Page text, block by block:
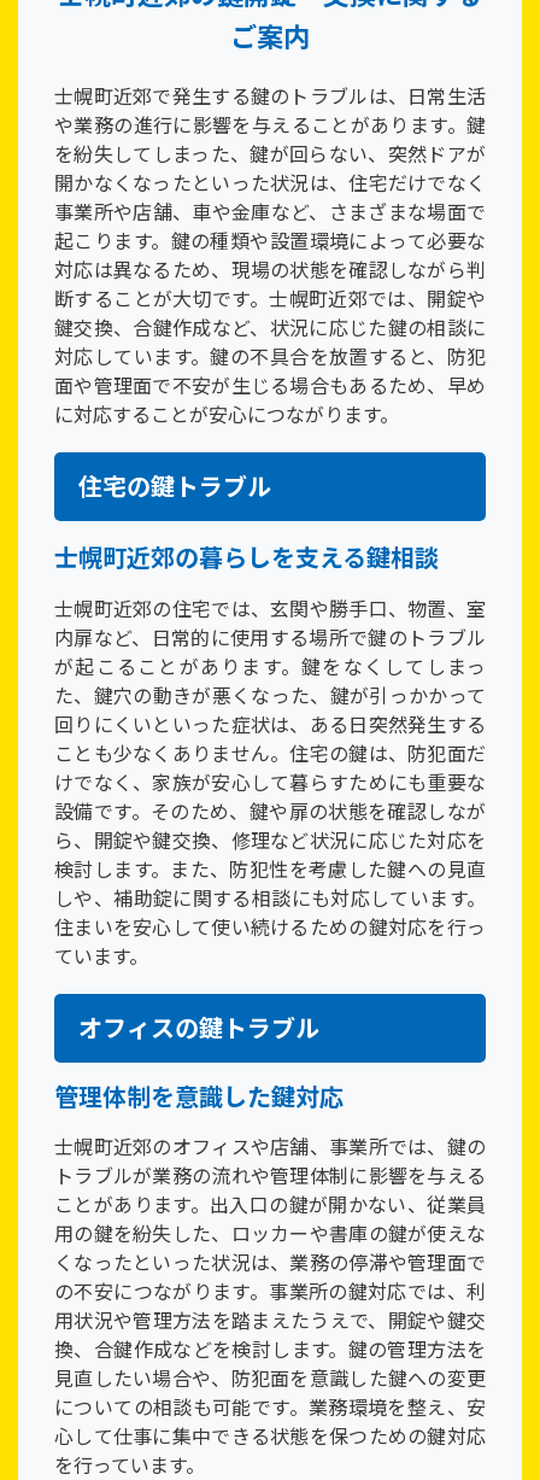
ご案内
士幌町近郊で発生する鍵のトラブルは、日常生活
や業務の進行に影響を与えることがあります。鍵
を紛失してしまった、鍵が回らない、突然ドアが
開かなくなったといった状況は、住宅だけでなく
事業所や店舗、車や金庫など、さまざまな場面で
起こります。鍵の種類や設置環境によって必要な
対応は異なるため、現場の状態を確認しながら判
断することが大切です。士幌町近郊では、開錠や
鍵交換、合鍵作成など、状況に応じた鍵の相談に
対応しています。鍵の不具合を放置すると、防犯
面や管理面で不安が生じる場合もあるため、早め
に対応することが安心につながります。
住宅の鍵トラブル
士幌町近郊の暮らしを支える鍵相談
士幌町近郊の住宅では、玄関や勝手口、物置、室
内扉など、日常的に使用する場所で鍵のトラブル
が起こることがあります。鍵をなくしてしまっ
た、鍵穴の動きが悪くなった、鍵が引っかかって
回りにくいといった症状は、ある日突然発生する
ことも少なくありません。住宅の鍵は、防犯面だ
けでなく、家族が安心して暮らすためにも重要な
設備です。そのため、鍵や扉の状態を確認しなが
ら、開錠や鍵交換、修理など状況に応じた対応を
検討します。また、防犯性を考慮した鍵への見直
しや、補助錠に関する相談にも対応しています。
住まいを安心して使い続けるための鍵対応を行っ
ています。
オフィスの鍵トラブル
管理体制を意識した鍵対応
士幌町近郊のオフィスや店舗、事業所では、鍵の
トラブルが業務の流れや管理体制に影響を与える
ことがあります。出入口の鍵が開かない、従業員
用の鍵を紛失した、ロッカーや書庫の鍵が使えな
くなったといった状況は、業務の停滞や管理面で
の不安につながります。事業所の鍵対応では、利
用状況や管理方法を踏まえたうえで、開錠や鍵交
換、合鍵作成などを検討します。鍵の管理方法を
見直したい場合や、防犯面を意識した鍵への変更
についての相談も可能です。業務環境を整え、安
心して仕事に集中できる状態を保つための鍵対応
を行っています。